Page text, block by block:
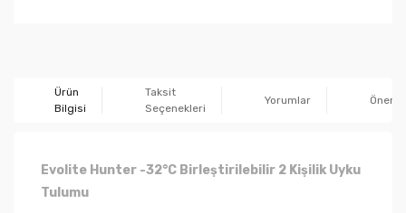
Ürün
Bilgisi
Taksit
Seçenekleri
Yorumlar
Evolite Hunter -32°C Birleştirilebilir 2 Kişilik Uyku
Tulumu